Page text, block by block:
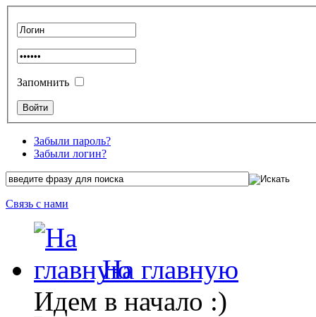
Запомнить
Забыли пароль?
Забыли логин?
Связь с нами
На главную
Идем в начало :)